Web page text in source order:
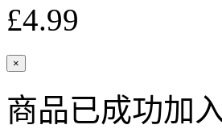
£4.99
×
商品已成功加